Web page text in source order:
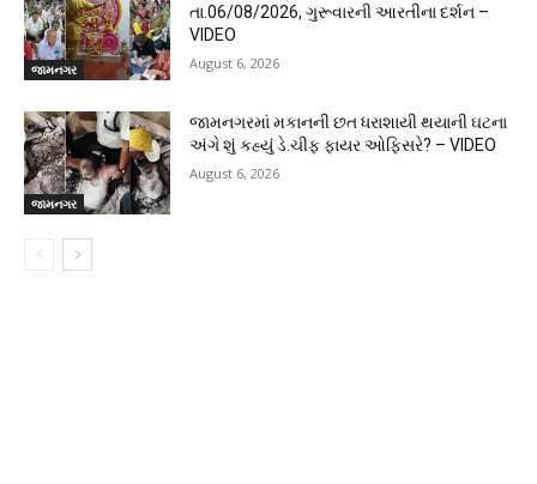
જામનગર
તા.06/08/2026, ગુરૂવારની આરતીના દર્શન –
VIDEO
August 6, 2026
જામનગર
જામનગરમાં મકાનની છત ધરાશાયી થયાની ઘટના
અંગે શું કહ્યું ડે.ચીફ ફાયર ઓફિસરે? – VIDEO
August 6, 2026